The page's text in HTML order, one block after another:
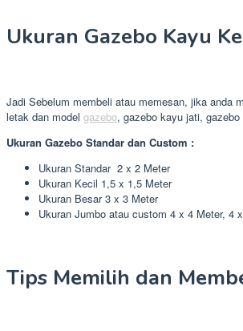
Ukuran Gazebo Kayu
Jadi Sebelum membeli atau memesan, jika anda
letak dan model gazebo, gazebo kayu jati,
Ukuran Gazebo Standar dan Custom :
Ukuran Standar 2 x 2 Meter
Ukuran Kecil 1,5 x 1,5 Meter
Ukuran Besar 3 x 3 Meter
Ukuran Jumbo atau custom 4 x 4 Meter, 4
Tips Memilih dan